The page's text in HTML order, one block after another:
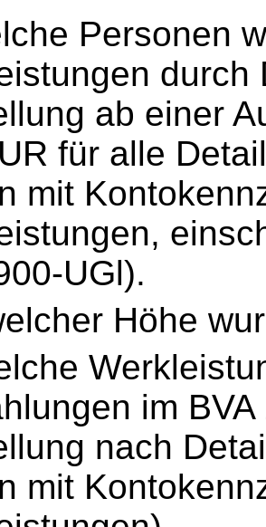
Personen
durch
ab einer
für alle
mit
UGl).
Höhe
im
nach
mit